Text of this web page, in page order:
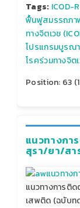
Tags: ICOD-R
ฟื้นฟูสมรรถภา
ทางจิตเวช
โปรแกรมบูรณ
โรคร่วมทางจิต
Position: 63 (
แนวทางกา
สุรา/ยา/สา
แนวทางการติ
เสพติด (ฉบับท